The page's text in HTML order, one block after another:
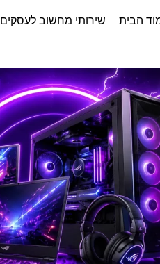
הבית שירותי מחשוב לעסקים